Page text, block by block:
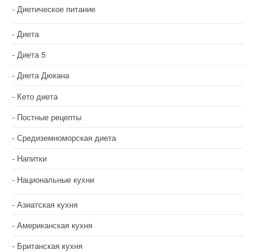
Диетическое питание
Диета
Диета 5
Диета Дюкана
Кето диета
Постные рецепты
Средиземноморская диета
Напитки
Национальные кухни
Азиатская кухня
Американская кухня
Британская кухня